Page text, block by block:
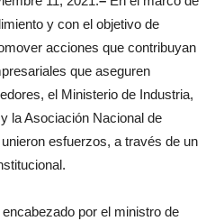
y con el objetivo de
acciones que contribuyan
que aseguren
el Ministerio de Industria,
la Asociación Nacional de
esfuerzos, a través de un
por el ministro de